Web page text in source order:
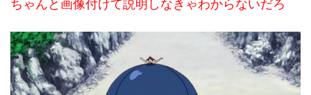
ちゃんと画像付けて説明しなきゃわからないだろ